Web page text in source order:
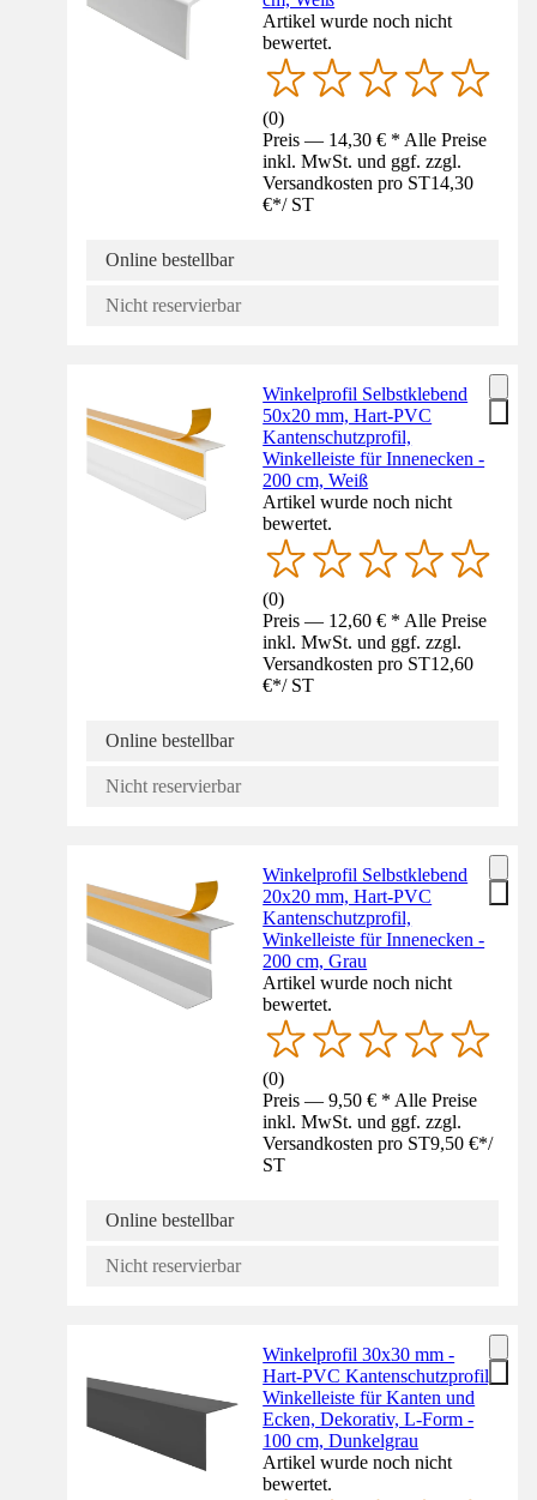
Artikel wurde noch nicht
bewertet.
(0)
Preis — 14,30 € * Alle Preise
inkl. MwSt. und ggf. zzgl.
Versandkosten pro ST14,30
€*/ ST
Online bestellbar
Nicht reservierbar
Winkelprofil Selbstklebend
50x20 mm, Hart-PVC
Kantenschutzprofil,
Winkelleiste für Innenecken -
200 cm, Weiß
Artikel wurde noch nicht
bewertet.
(0)
Preis — 12,60 € * Alle Preise
inkl. MwSt. und ggf. zzgl.
Versandkosten pro ST12,60
€*/ ST
Online bestellbar
Nicht reservierbar
Winkelprofil Selbstklebend
20x20 mm, Hart-PVC
Kantenschutzprofil,
Winkelleiste für Innenecken -
200 cm, Grau
Artikel wurde noch nicht
bewertet.
(0)
Preis — 9,50 € * Alle Preise
inkl. MwSt. und ggf. zzgl.
Versandkosten pro ST9,50 €*/
ST
Online bestellbar
Nicht reservierbar
Winkelprofil 30x30 mm -
Hart-PVC Kantenschutzprofil,
Winkelleiste für Kanten und
Ecken, Dekorativ, L-Form -
100 cm, Dunkelgrau
Artikel wurde noch nicht
bewertet.